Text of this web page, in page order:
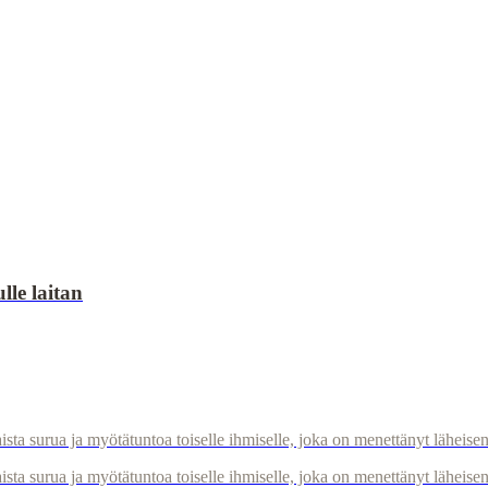
laitan
surua ja myötätuntoa toiselle ihmiselle, joka on menettänyt
surua ja myötätuntoa toiselle ihmiselle, joka on menettänyt